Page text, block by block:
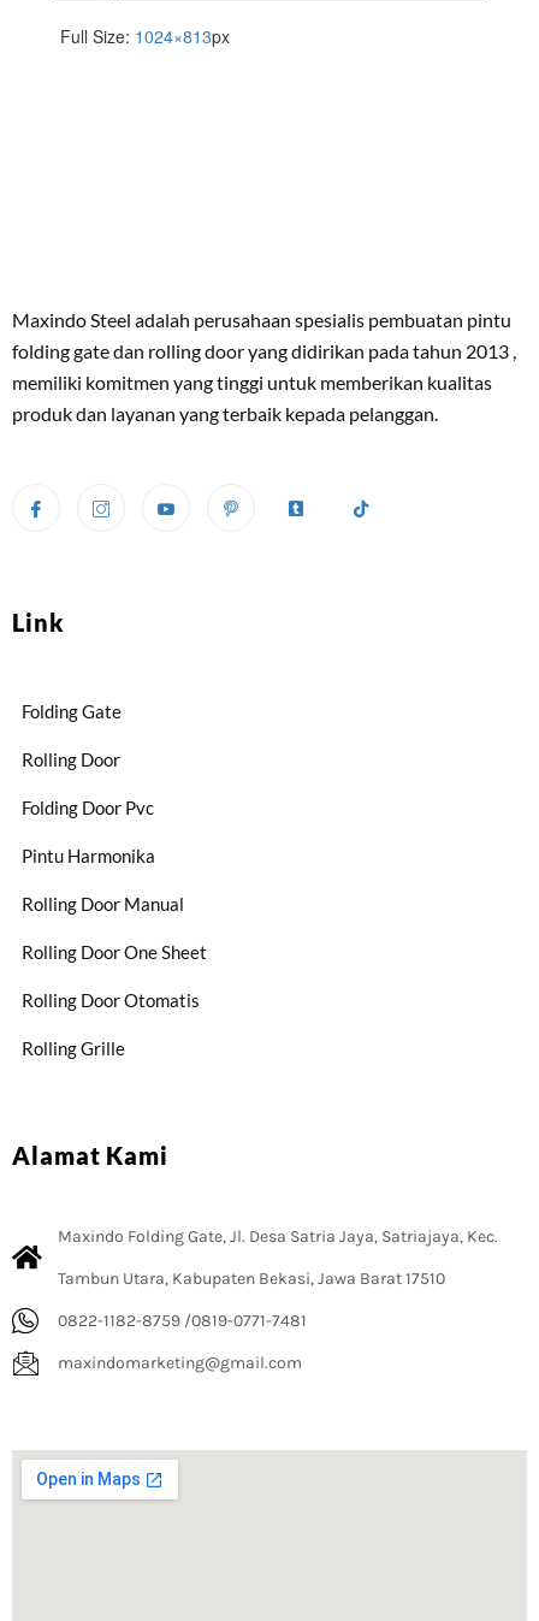
Full Size: 1024×813px
Maxindo Steel adalah perusahaan spesialis pembuatan pintu
folding gate dan rolling door yang didirikan pada tahun 2013 ,
memiliki komitmen yang tinggi untuk memberikan kualitas
produk dan layanan yang terbaik kepada pelanggan.
Link
Folding Gate
Rolling Door
Folding Door Pvc
Pintu Harmonika
Rolling Door Manual
Rolling Door One Sheet
Rolling Door Otomatis
Rolling Grille
Alamat Kami
Maxindo Folding Gate, Jl. Desa Satria Jaya, Satriajaya, Kec.
Tambun Utara, Kabupaten Bekasi, Jawa Barat 17510
0822-1182-8759 /0819-0771-7481
maxindomarketing@gmail.com